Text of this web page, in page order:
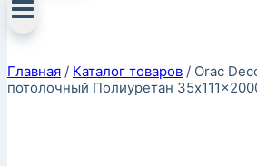
Главная / Каталог товаров / Orac
потолочный Полиуретан